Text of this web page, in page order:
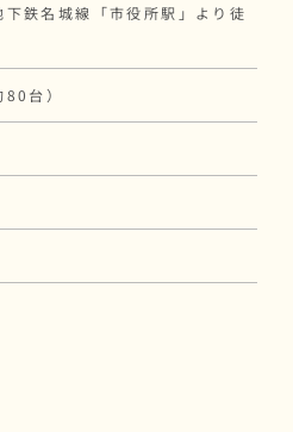
鉄名城線「市役所駅」より徒
台）